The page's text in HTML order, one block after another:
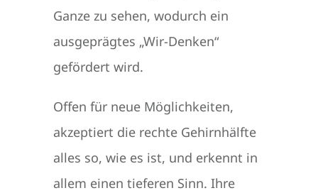
Ganze zu sehen, wodurch ein
ausgeprägtes „Wir-Denken“
gefördert wird.
Offen für neue Möglichkeiten,
akzeptiert die rechte Gehirnhälfte
alles so, wie es ist, und erkennt in
allem einen tieferen Sinn. Ihre